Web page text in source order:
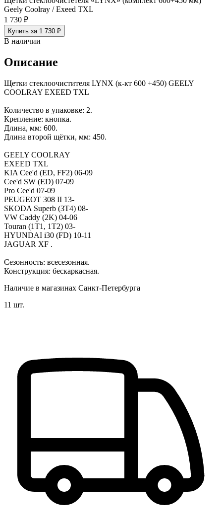
Geely Coolray / Exeed TXL
1 730 ₽
Купить за 1 730 ₽
В наличии
Описание
Щетки стеклоочистителя LYNX (к-кт 600 +450) GEELY
COOLRAY EXEED TXL
Количество в упаковке: 2.
Крепление: кнопка.
Длина, мм: 600.
Длина второй щётки, мм: 450.
GEELY COOLRAY
EXEED TXL
KIA Cee'd (ED, FF2) 06-09
Cee'd SW (ED) 07-09
Pro Cee'd 07-09
PEUGEOT 308 II 13-
SKODA Superb (3T4) 08-
VW Caddy (2K) 04-06
Touran (1T1, 1T2) 03-
HYUNDAI i30 (FD) 10-11
JAGUAR XF .
Сезонность: всесезонная.
Конструкция: бескаркасная.
Наличие в магазинах Санкт-Петербурга
11 шт.